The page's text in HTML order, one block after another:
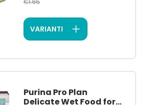
€1.65
VARIANTI
Purina Pro Plan
Delicate Wet Food for...